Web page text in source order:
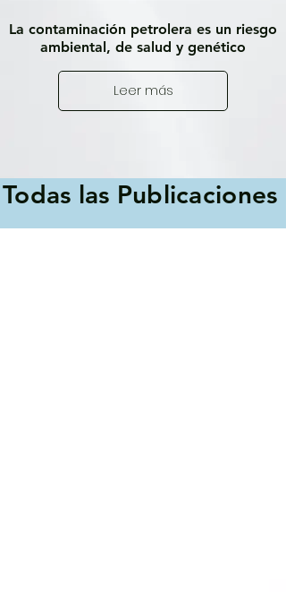
La contaminación petrolera es un riesgo
ambiental, de salud y genético
Leer más
Todas las Publicaciones